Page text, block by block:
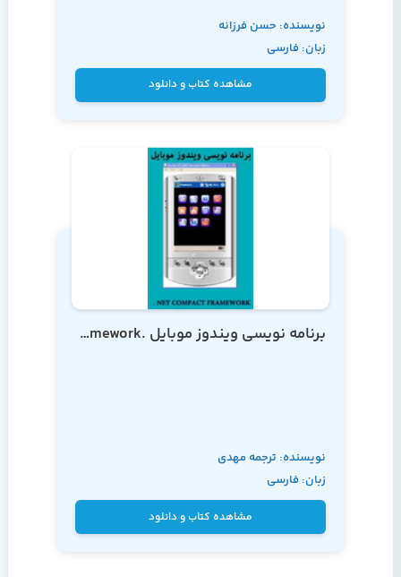
نویسنده: حسن فرزانه
- ایمان اشکاوند راد
زبان: فارسی
مشاهده کتاب و دانلود
برنامه نویسی ویندوز موبایل .NET Compact Framework
نویسنده: ترجمه مهدی
محبیان
زبان: فارسی
مشاهده کتاب و دانلود